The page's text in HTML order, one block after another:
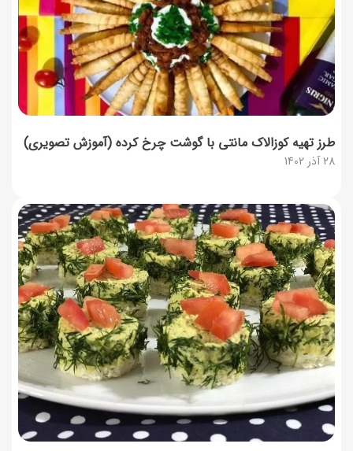
28 آذر 1402
طرز تهیه کوزالاک مانتی با گوشت چرخ کرده (آموزش تصویری)